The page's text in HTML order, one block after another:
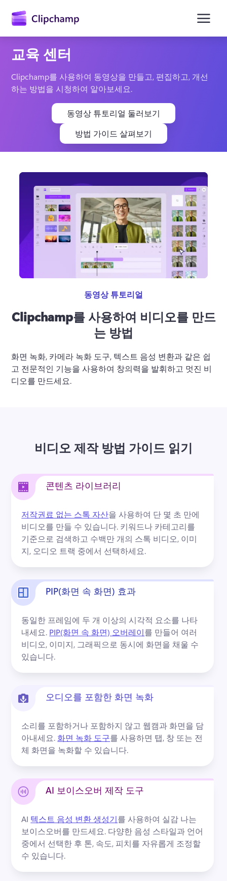
로
로그인
무료 체험하기
교육 센터
Clipchamp를 사용하여 동영상을 만들고, 편집하고, 개선
하는 방법을 시청하여 알아보세요.
동영상 튜토리얼 둘러보기
방법 가이드 살펴보기
동영상 튜토리얼
Clipchamp를 사용하여 비디오를 만드
는 방법
화면 녹화, 카메라 녹화 도구, 텍스트 음성 변환과 같은 쉽
고 전문적인 기능을 사용하여 창의력을 발휘하고 멋진 비
디오를 만드세요.
비디오 제작 방법 가이드 읽기
콘텐츠 라이브러리
저작권료 없는 스톡 자산을 사용하여 단 몇 초 만에
비디오를 만들 수 있습니다. 키워드나 카테고리를
기준으로 검색하고 수백만 개의 스톡 비디오, 이미
지, 오디오 트랙 중에서 선택하세요.
PIP(화면 속 화면) 효과
동일한 프레임에 두 개 이상의 시각적 요소를 나타
내세요. PIP(화면 속 화면) 오버레이를 만들어 여러
비디오, 이미지, 그래픽으로 동시에 화면을 채울 수
있습니다.
오디오를 포함한 화면 녹화
소리를 포함하거나 포함하지 않고 웹캠과 화면을 담
아내세요. 화면 녹화 도구를 사용하면 탭, 창 또는 전
체 화면을 녹화할 수 있습니다.
AI 보이스오버 제작 도구
AI 텍스트 음성 변환 생성기를 사용하여 실감 나는
보이스오버를 만드세요. 다양한 음성 스타일과 언어
중에서 선택한 후 톤, 속도, 피치를 자유롭게 조정할
수 있습니다.